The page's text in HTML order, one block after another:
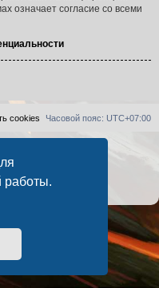
работы.
означает согласие со всеми
Часовой пояс: UTC+07:00
cookies
phpBB
|